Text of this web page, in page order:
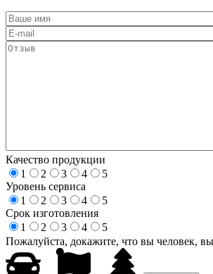
Качество продукции
1
2 3 4
5
Уровень сервиса
1
2 3 4
5
Срок изготовления
1
2 3 4
5
Пожалуйста, докажите, что вы человек,